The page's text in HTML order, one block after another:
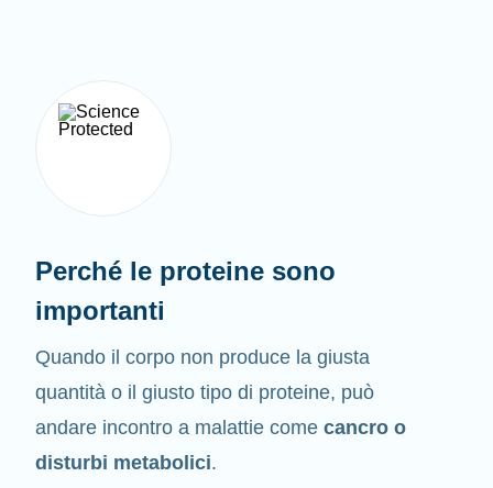
Perché le proteine sono
importanti
Quando il corpo non produce la giusta
quantità o il giusto tipo di proteine, può
andare incontro a malattie come cancro o
disturbi metabolici.